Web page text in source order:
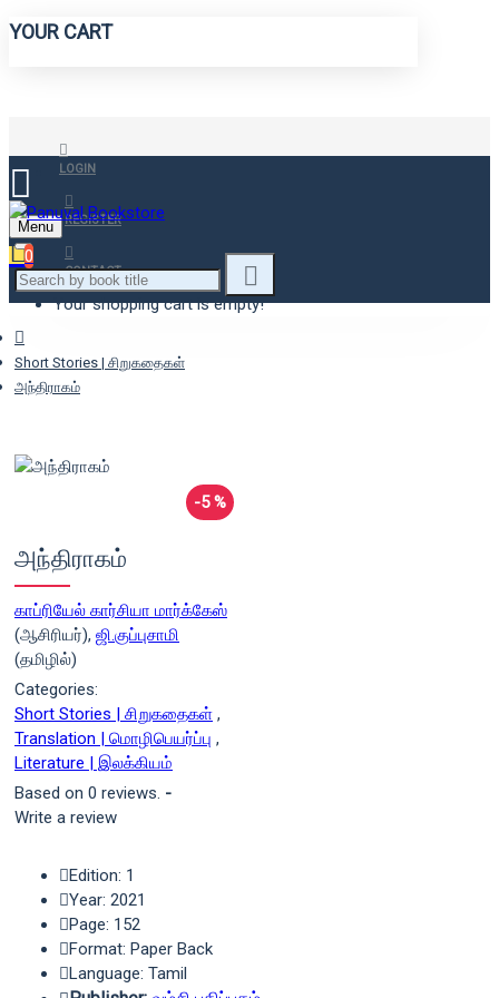
YOUR CART
LOGIN
REGISTER
CONTACT
Menu
0
Your shopping cart is empty!
Short Stories | சிறுகதைகள்
அந்திராகம்
-5 %
அந்திராகம்
காப்ரியேல் கார்சியா மார்க்கேஸ்
(ஆசிரியர்), ஜி.குப்புசாமி
(தமிழில்)
Categories:
Short Stories | சிறுகதைகள் ,
Translation | மொழிபெயர்ப்பு ,
Literature | இலக்கியம்
Based on 0 reviews. -
Write a review
Edition: 1
Year: 2021
Page: 152
Format: Paper Back
Language: Tamil